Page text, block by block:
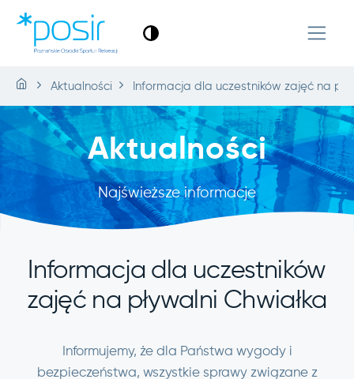
Aktualności Informacja dla uczestników zajęć na
Aktualności
Najświeższe informacje
Informacja dla uczestników
zajęć na pływalni Chwiałka
Informujemy, że dla Państwa wygody i
bezpieczeństwa, wszystkie sprawy związane z